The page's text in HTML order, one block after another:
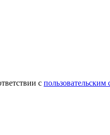
с пользовательским